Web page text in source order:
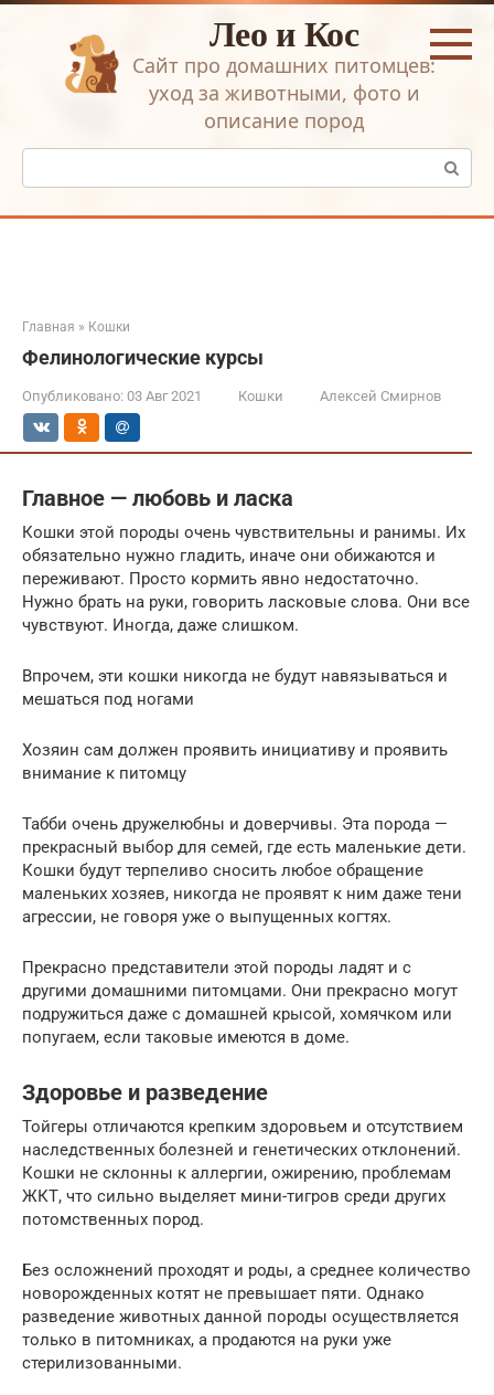
Перейти
Лео и Кос
Сайт про домашних питомцев:
уход за животными, фото и
описание пород
Поиск:
Главная » Кошки
Фелинологические курсы
Опубликовано: 03 Авг 2021 Кошки Алексей Смирнов
Главное — любовь и ласка
Кошки этой породы очень чувствительны и ранимы. Их
обязательно нужно гладить, иначе они обижаются и
переживают. Просто кормить явно недостаточно.
Нужно брать на руки, говорить ласковые слова. Они все
чувствуют. Иногда, даже слишком.
Впрочем, эти кошки никогда не будут навязываться и
мешаться под ногами
Хозяин сам должен проявить инициативу и проявить
внимание к питомцу
Табби очень дружелюбны и доверчивы. Эта порода —
прекрасный выбор для семей, где есть маленькие дети.
Кошки будут терпеливо сносить любое обращение
маленьких хозяев, никогда не проявят к ним даже тени
агрессии, не говоря уже о выпущенных когтях.
Прекрасно представители этой породы ладят и с
другими домашними питомцами. Они прекрасно могут
подружиться даже с домашней крысой, хомячком или
попугаем, если таковые имеются в доме.
Здоровье и разведение
Тойгеры отличаются крепким здоровьем и отсутствием
наследственных болезней и генетических отклонений.
Кошки не склонны к аллергии, ожирению, проблемам
ЖКТ, что сильно выделяет мини-тигров среди других
потомственных пород.
Без осложнений проходят и роды, а среднее количество
новорожденных котят не превышает пяти. Однако
разведение животных данной породы осуществляется
только в питомниках, а продаются на руки уже
стерилизованными.